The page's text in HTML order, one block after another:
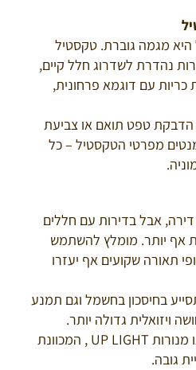
היא מגמה גוברת. טקסטיל
נהדרת לשדרוג חלל קיים,
כריות עם דוגמא פרחונית,
טפט תואם או צביעת
מפרטי הטקסטיל – כל
אבל בדירות עם חללים
אף יותר. מומלץ להשתמש
תאורה שקועים אף יעזרו
בחיסכון בחשמל וגם תמנע
ויזואלית גדולה יותר.
השימוש בתאורה נסתרת או מנורות UP LIGHT , המכוונת
גובה.